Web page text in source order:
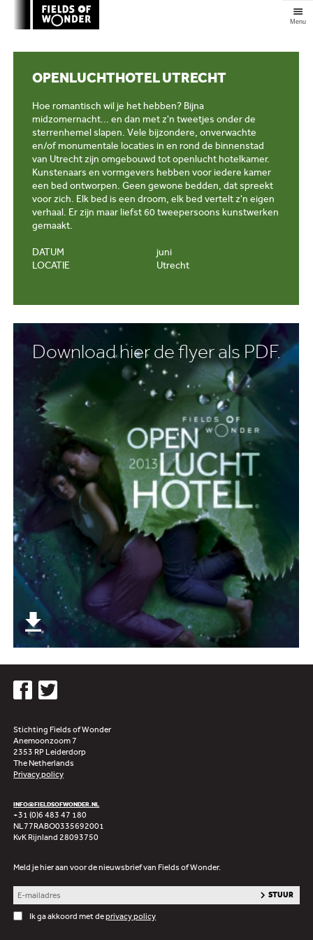
Download hier de flyer als PDF.
OPENLUCHTHOTEL UTRECHT
Hoe romantisch wil je het hebben? Bijna
midzomernacht... en dan met z'n tweetjes onder de
sterrenhemel slapen. Vele bijzondere, onverwachte
en/of monumentale locaties in en rond de binnenstad
van Utrecht zijn omgebouwd tot openlucht hotelkamer.
Kunstenaars en vormgevers hebben voor iedere kamer
een bed ontworpen. Geen gewone bedden, dat spreekt
voor zich. Elk bed is een droom, elk bed vertelt z'n eigen
verhaal. Er zijn maar liefst 60 tweepersoons kunstwerken
gemaakt.
DATUM
juni
LOCATIE
Utrecht
Stichting Fields of Wonder
Anemoonzoom 7
2353 RP Leiderdorp
The Netherlands
Privacy policy
INFO@FIELDSOFWONDER.NL
+31 (0)6 483 47 180
NL77RABO0335692001
KvK Rijnland 28093750
Meld je hier aan voor de nieuwsbrief van Fields of Wonder.
Ik ga akkoord met deprivacy policy